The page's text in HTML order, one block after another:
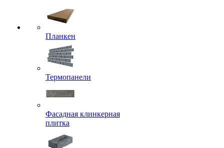
Планкен
Термопанели
Фасадная клинкерная
плитка